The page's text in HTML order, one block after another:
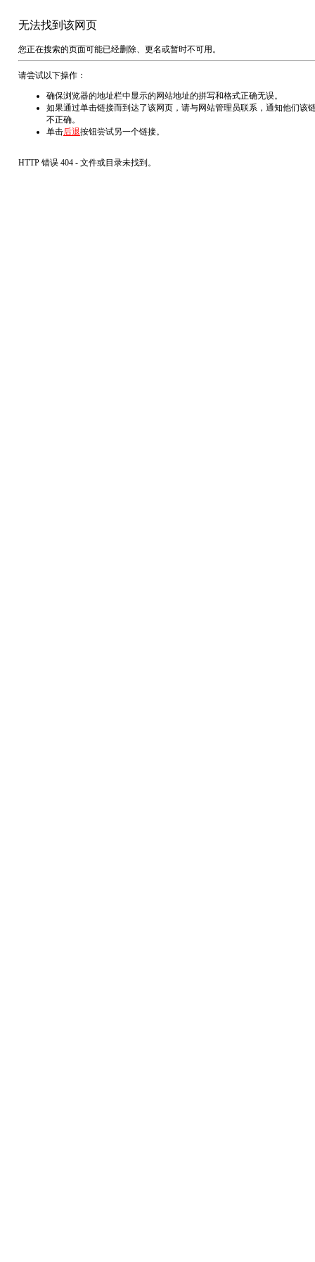
无法找到该网页
您正在搜索的页面可能已经删除、更名或暂时不可用。
请尝试以下操作：
确保浏览器的地址栏中显示的网站地址的拼写和格式正确无误。
如果通过单击链接而到达了该网页，请与网站管理员联系，通知他们该
不正确。
单击后退按钮尝试另一个链接。
HTTP 错误 404 - 文件或目录未找到。